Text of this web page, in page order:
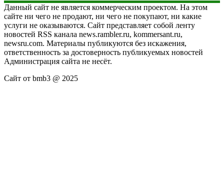
Данный сайт не является коммерческим проектом. На этом
сайте ни чего не продают, ни чего не покупают, ни какие
услуги не оказываются. Сайт представляет собой ленту
новостей RSS канала news.rambler.ru, kommersant.ru,
newsru.com. Материалы публикуются без искажения,
ответственность за достоверность публикуемых новостей
Администрация сайта не несёт.
Сайт от bmb3 @ 2025